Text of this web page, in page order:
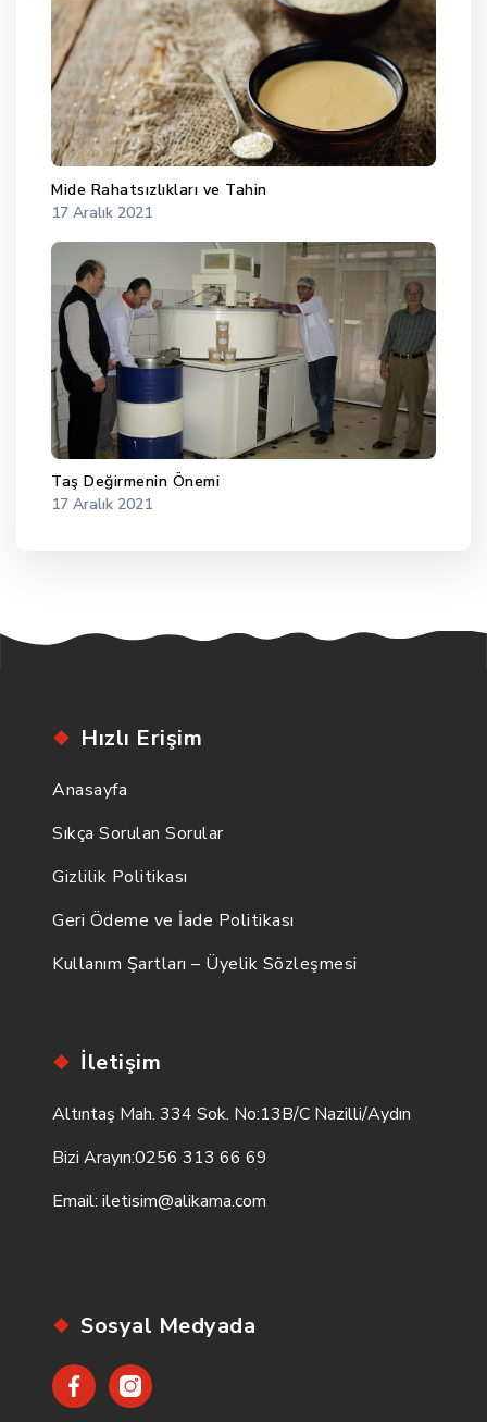
Mide Rahatsızlıkları ve Tahin
17 Aralık 2021
Taş Değirmenin Önemi
17 Aralık 2021
Hızlı Erişim
Anasayfa
Sıkça Sorulan Sorular
Gizlilik Politikası
Geri Ödeme ve İade Politikası
Kullanım Şartları – Üyelik Sözleşmesi
İletişim
Altıntaş Mah. 334 Sok. No:13B/C Nazilli/Aydın
Bizi Arayın:0256 313 66 69
Email: iletisim@alikama.com
Sosyal Medyada
FacebookInstagram